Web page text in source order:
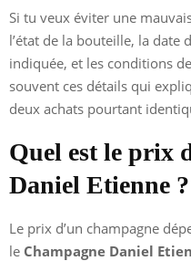
Si tu veux éviter une
l’état de la bouteille, la date
indiquée, et les conditions
souvent ces détails qui
deux achats pourtant
Quel est le prix
Daniel Etienne ?
Le prix d’un champagne
le Champagne Daniel